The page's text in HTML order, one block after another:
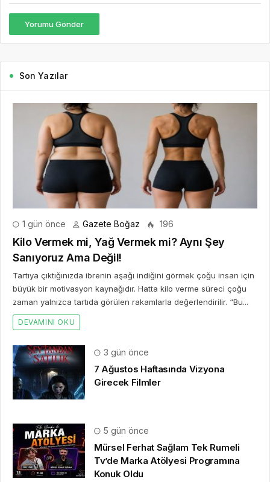
Yorumu Gönder
Son Yazılar
1 gün önce Gazete Boğaz 196
Kilo Vermek mi, Yağ Vermek mi? Aynı Şey
Sanıyoruz Ama Değil!
Tartıya çıktığınızda ibrenin aşağı indiğini görmek çoğu insan için
büyük bir motivasyon kaynağıdır. Hatta kilo verme süreci çoğu
zaman yalnızca tartıda görülen rakamlarla değerlendirilir. “Bu...
DEVAMINI OKU
3 gün önce
7 Ağustos Haftasında Vizyona
Girecek Filmler
5 gün önce
Mürsel Ferhat Sağlam Tek Rumeli
Tv’de Marka Atölyesi Programına
Konuk Oldu